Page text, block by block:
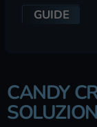
GUIDE
CANDY